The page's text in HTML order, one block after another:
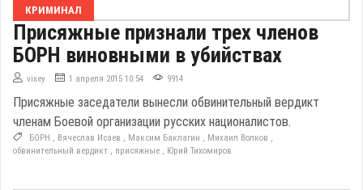
КРИМИНАЛ
Присяжные признали трех членов
БОРН виновными в убийствах
vixey 1 апреля 2015 10:54 9914
Присяжные заседатели вынесли обвинительный вердикт
членам Боевой организации русских националистов.
БОРН , Вячеслав Исаев , Максим Баклагин , Михаил Волков ,
обвинительный вердикт , присяжные , Юрий Тихомиров